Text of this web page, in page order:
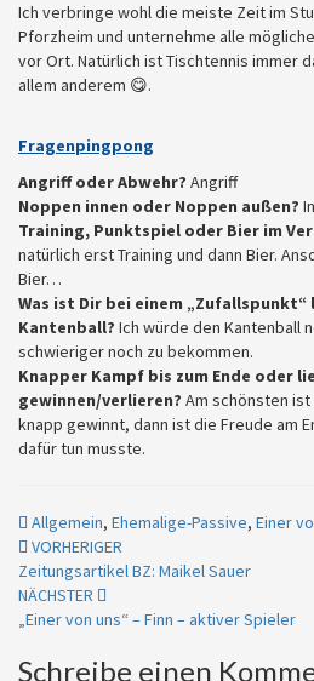
Ich verbringe wohl die meiste Zeit im
Pforzheim und unternehme alle
vor Ort. Natürlich ist Tischtennis immer
allem anderem 😋.
Fragenpingpong
Angriff oder Abwehr? Angriff
Noppen innen oder Noppen außen?
Training, Punktspiel oder Bier im
natürlich erst Training und dann Bier.
Bier…
Was ist Dir bei einem
Kantenball? Ich würde den Kantenball
schwieriger noch zu bekommen.
Knapper Kampf bis zum Ende oder
gewinnen/verlieren? Am schönsten
knapp gewinnt, dann ist die Freude am
dafür tun musste.
Allgemein, Ehemalige-Passive, Einer
Beitragsnavigation
VORHERIGER
Zeitungsartikel BZ: Maikel Sauer
NÄCHSTER
„Einer von uns“ – Finn – aktiver Spieler
Schreibe einen